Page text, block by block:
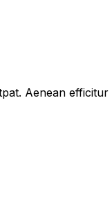
Aenean